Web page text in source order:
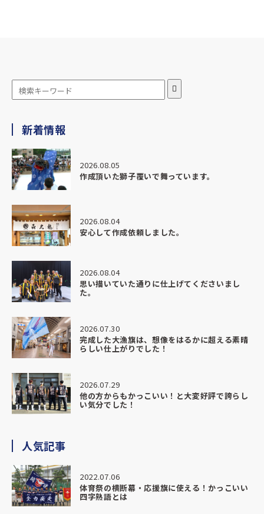
2026.04.28
うございました。
納期がかなりタイトな中でのご相談にも関わらず、
最初から最後までとても丁寧にご対応いただき、安心してお
任せすることができました。
こちらの想いや背景までしっかり汲み取ってくださり、
ただ「作る」だけではなく、意味のある形に仕上げていただ
完成した部旗は想像以上の仕上がりで、
色味や迫力、質感すべてにおいて本当に素晴らしく、
た。
生徒たちも上から身を乗り出して見ているほどで、
チームとしての一体感がより強くなったように感じていま
す。
今回の部旗は、これから先も長くチームを支えてくれる存在
に嬉しく思っています。
納期・対応・仕上がり、すべてにおいて大満足です。
また機会がありましたら、ぜひお願いさせていただきたいで
す。
新着情報
2026.08.05
作成頂いた獅子覆いで舞っています。
2026.08.04
安心して作成依頼しました。
2026.08.04
思い描いていた通りに仕上げてくださいまし
た。
2026.07.30
完成した大漁旗は、想像をはるかに超える素晴
らしい仕上がりでした！
2026.07.29
他の方からもかっこいい！と大変好評で誇らし
い気分でした！
人気記事
2022.07.06
体育祭の横断幕・応援旗に使える！かっこいい
四字熟語とは